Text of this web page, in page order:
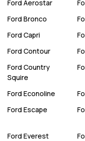
Ford Aerostar
Ford Bronco
Ford Capri
Ford Contour
Ford Country
Squire
Ford Econoline
Ford Escape
Ford Everest